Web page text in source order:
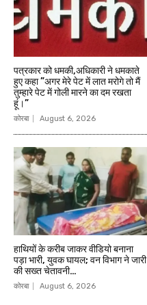
पत्रकार को धमकी,अधिकारी ने धमकाते
हुए कहा ”अगर मेरे पेट में लात मरोगे तो मैं
तुम्हारे पेट में गोली मारने का दम रखता
हूं।”
कोरबा August 6, 2026
हाथियों के करीब जाकर वीडियो बनाना
पड़ा भारी, युवक घायल; वन विभाग ने जारी
की सख्त चेतावनी…
कोरबा August 6, 2026